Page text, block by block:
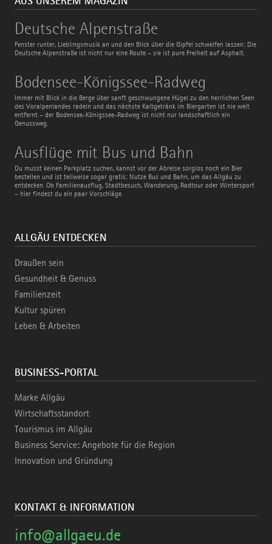
Deutsche Alpenstraße
Fenster runter, Lieblingsmusik an und den Blick über die Gipfel schweifen lassen: Die
Deutsche Alpenstraße ist nicht nur eine Route – sie ist pure Freiheit auf Asphalt.
Deutsche
Alpenstraße
Bodensee-Königssee-Radweg
Immer mit Blick in die Berge über sanft geschwungene Hügel zu den herrlichen Seen
des Voralpenlandes radeln und das nächste Kaltgetränk im Biergarten ist nie weit
entfernt – der Bodensee-Königssee-Radweg ist nicht nur landschaftlich ein
Genussweg.
Bodensee-
Königssee-
Radweg
Ausflüge mit Bus und Bahn
Du musst keinen Parkplatz suchen, kannst vor der Abreise sorglos noch ein Bier
bestellen und ist teilweise sogar gratis: Nutze Bus und Bahn, um das Allgäu zu
entdecken. Ob Familienausflug, Stadtbesuch, Wanderung, Radtour oder Wintersport
– hier findest du ein paar Vorschläge.
Ausflüge
mit
Bus
und
Bahn
ALLGÄU ENTDECKEN
Draußen sein
Gesundheit & Genuss
Familienzeit
Kultur spüren
Leben & Arbeiten
BUSINESS-PORTAL
Marke Allgäu
Wirtschaftsstandort
Tourismus im Allgäu
Business Service: Angebote für die Region
Innovation und Gründung
KONTAKT & INFORMATION
info@allgaeu.de